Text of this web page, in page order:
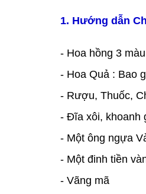
1. Hướng dẫn
- Hoa hồng 3
- Hoa Quả : Bao
- Rượu, Thuốc,
- Đĩa xôi, khoanh
- Một ông ngựa
- Một đinh tiền
- Vãng mã